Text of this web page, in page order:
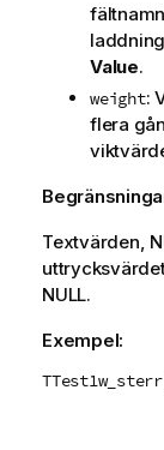
Value.
weight:
flera
Textvärden,
NULL.
Exempel: